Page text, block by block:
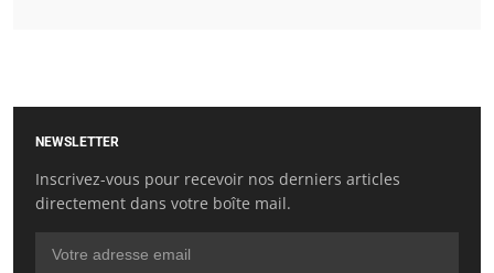
NEWSLETTER
Inscrivez-vous pour recevoir nos derniers articles
directement dans votre boîte mail.